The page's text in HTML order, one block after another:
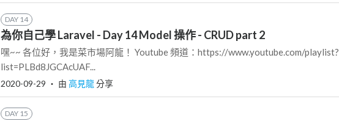
DAY 14
為你自己學 Laravel - Day 14 Model 操作 - CRUD part 2
嘿~~ 各位好，我是菜市場阿龍！ Youtube 頻道：https://www.youtube.com/playlist?
list=PLBd8JGCAcUAF...
2020-09-29 ‧ 由 高見龍分享
DAY 15